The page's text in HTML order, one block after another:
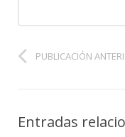
PUBLICACIÓN
Entradas